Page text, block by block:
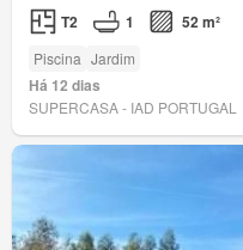
T2 1 52 m²
Piscina Jardim
Há 12 dias
SUPERCASA - IAD PORTUGAL